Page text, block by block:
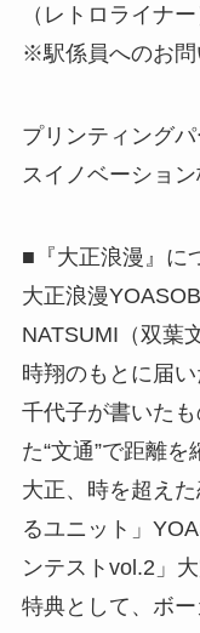
（レトロライナ
※駅係員へのお問
プリンティング
スイノベーショ
■『大正浪漫』に
大正浪漫
NATSUMI（双葉
時翔のもとに届
千代子が書いた
た“文通”で距離
大正、時を超え
るユニット」
ンテストvol.2」大
特典として、ボ